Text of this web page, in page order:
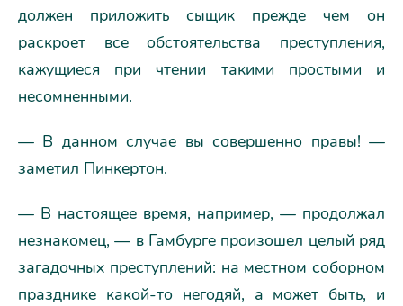
должен приложить сыщик прежде чем он
раскроет все обстоятельства преступления,
кажущиеся при чтении такими простыми и
несомненными.
— В данном случае вы совершенно правы! —
заметил Пинкертон.
— В настоящее время, например, — продолжал
незнакомец, — в Гамбурге произошел целый ряд
загадочных преступлений: на местном соборном
празднике какой-то негодяй, а может быть, и